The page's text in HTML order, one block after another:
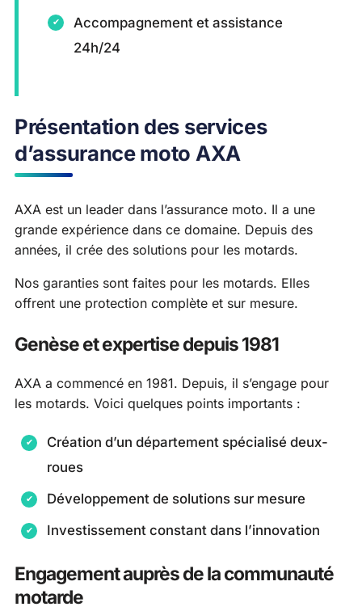
Accompagnement et assistance
24h/24
Présentation des services
d’assurance moto AXA
AXA est un leader dans l’assurance moto. Il a une
grande expérience dans ce domaine. Depuis des
années, il crée des solutions pour les motards.
Nos garanties sont faites pour les motards. Elles
offrent une protection complète et sur mesure.
Genèse et expertise depuis 1981
AXA a commencé en 1981. Depuis, il s’engage pour
les motards. Voici quelques points importants :
Création d’un département spécialisé deux-
roues
Développement de solutions sur mesure
Investissement constant dans l’innovation
Engagement auprès de la communauté
motarde